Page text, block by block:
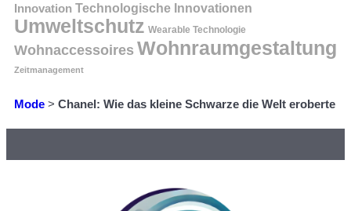
Innovation Technologische Innovationen
Umweltschutz Wearable Technologie
Wohnaccessoires Wohnraumgestaltung
Zeitmanagement
Mode > Chanel: Wie das kleine Schwarze die Welt eroberte